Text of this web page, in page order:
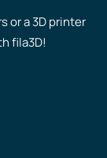
or a 3D printer
fila3D!